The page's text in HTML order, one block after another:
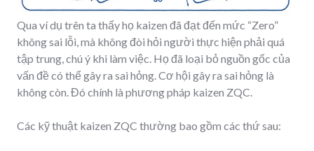
Qua ví dụ trên ta thấy họ kaizen đã đạt đến mức “Zero”
không sai lỗi, mà không đòi hỏi người thực hiện phải quá
tập trung, chú ý khi làm việc. Họ đã loại bỏ nguồn gốc của
vấn đề có thể gây ra sai hỏng. Cơ hội gây ra sai hỏng là
không còn. Đó chính là phương pháp kaizen ZQC.
Các kỹ thuật kaizen ZQC thường bao gồm các thứ sau: